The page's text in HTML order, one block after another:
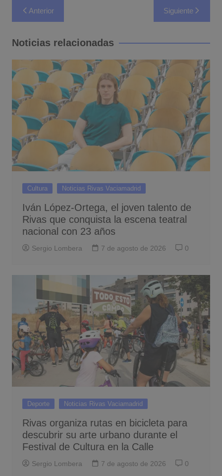
Navegación
de
entradas
Anterior Siguiente
Noticias relacionadas
Cultura Noticias Rivas Vaciamadrid
Iván López-Ortega, el joven talento de
Rivas que conquista la escena teatral
nacional con 23 años
Sergio Lombera 7 de agosto de 2026 0
Deporte Noticias Rivas Vaciamadrid
Rivas organiza rutas en bicicleta para
descubrir su arte urbano durante el
Festival de Cultura en la Calle
Sergio Lombera 7 de agosto de 2026 0